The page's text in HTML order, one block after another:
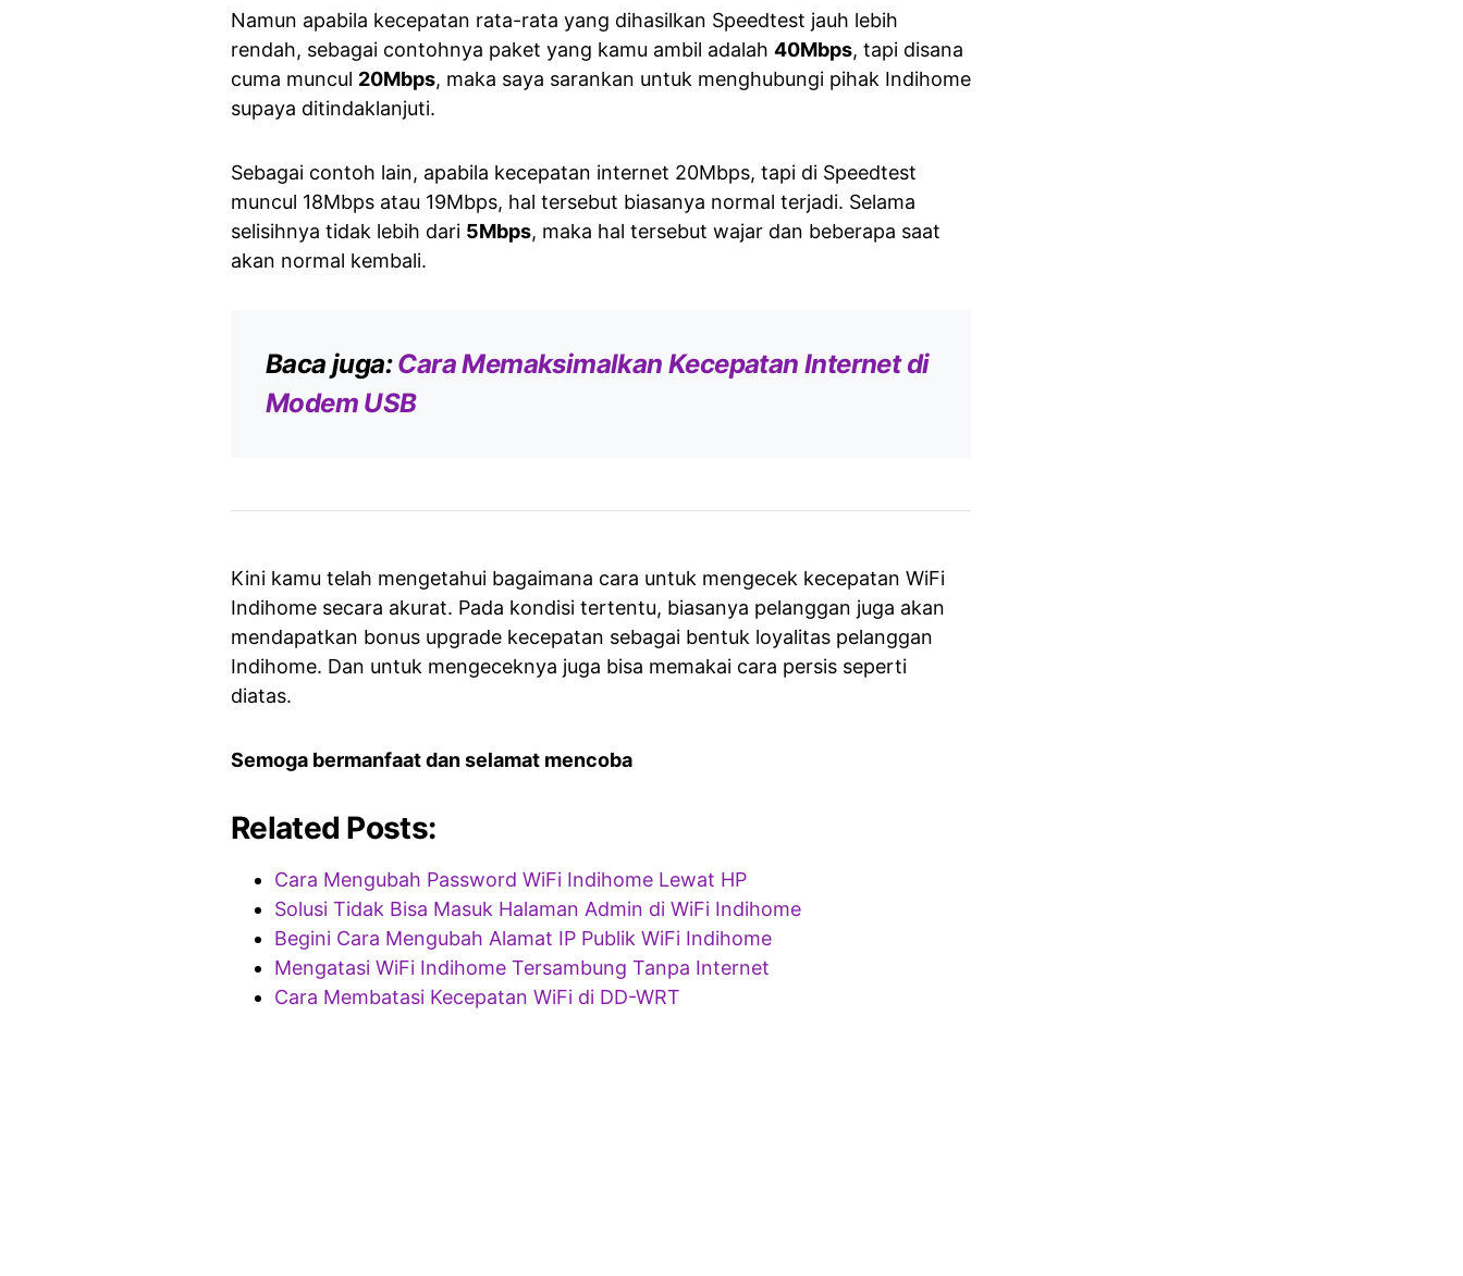
Namun apabila kecepatan rata-rata yang dihasilkan Speedtest jauh lebih
rendah, sebagai contohnya paket yang kamu ambil adalah 40Mbps, tapi disana
cuma muncul 20Mbps, maka saya sarankan untuk menghubungi pihak Indihome
supaya ditindaklanjuti.
Sebagai contoh lain, apabila kecepatan internet 20Mbps, tapi di Speedtest
muncul 18Mbps atau 19Mbps, hal tersebut biasanya normal terjadi. Selama
selisihnya tidak lebih dari 5Mbps, maka hal tersebut wajar dan beberapa saat
akan normal kembali.
Baca juga:Cara Memaksimalkan Kecepatan Internet di
Modem USB
Kini kamu telah mengetahui bagaimana cara untuk mengecek kecepatan WiFi
Indihome secara akurat. Pada kondisi tertentu, biasanya pelanggan juga akan
mendapatkan bonus upgrade kecepatan sebagai bentuk loyalitas pelanggan
Indihome. Dan untuk mengeceknya juga bisa memakai cara persis seperti
diatas.
Semoga bermanfaat dan selamat mencoba
Related Posts:
Cara Mengubah Password WiFi Indihome Lewat HP
Solusi Tidak Bisa Masuk Halaman Admin di WiFi Indihome
Begini Cara Mengubah Alamat IP Publik WiFi Indihome
Mengatasi WiFi Indihome Tersambung Tanpa Internet
Cara Membatasi Kecepatan WiFi di DD-WRT